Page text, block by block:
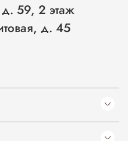
59, 2 этаж
д. 45